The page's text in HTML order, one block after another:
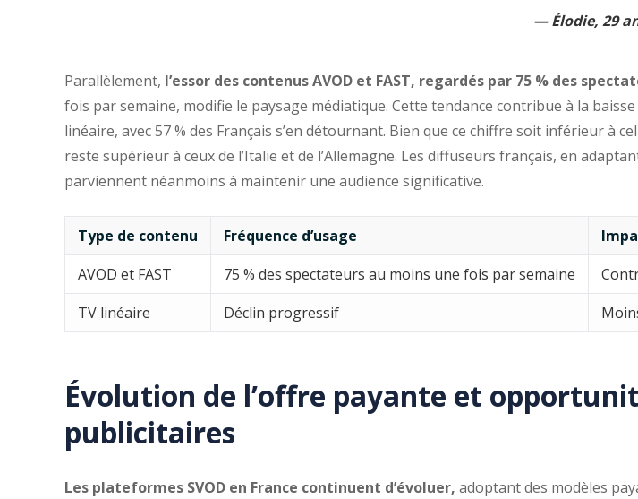
Élodie, 29
Parallèlement, l’essor des contenus AVOD et FAST, regardés par 75 % des
fois par semaine, modifie le paysage médiatique. Cette tendance contribue à la
linéaire, avec 57 % des Français s’en détournant. Bien que ce chiffre soit inférieur à
reste supérieur à ceux de l’Italie et de l’Allemagne. Les diffuseurs français, en
parviennent néanmoins à maintenir une audience significative.
Type de contenu Fréquence d’usage
AVOD et FAST
75 % des spectateurs au moins une fois par semaine
TV linéaire
Déclin progressif
Évolution de l’offre payante et
publicitaires
Les plateformes SVOD en France continuent d’évoluer, adoptant des modèles